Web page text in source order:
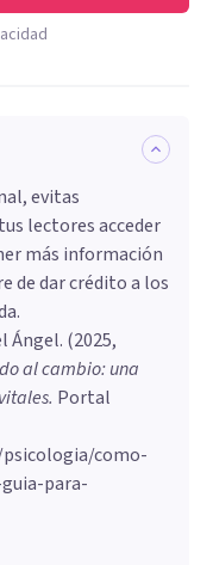
evitas
lectores acceder
más información
de dar crédito a los
Ángel. (2025,
al cambio: una
. Portal
como-
para-